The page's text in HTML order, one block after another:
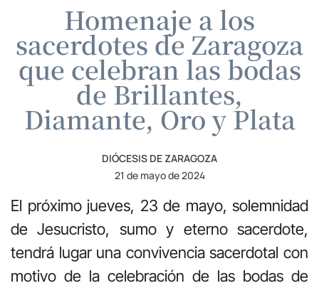
Homenaje a los
sacerdotes de Zaragoza
que celebran las bodas
de Brillantes,
Diamante, Oro y Plata
DIÓCESIS DE ZARAGOZA
21 de mayo de 2024
El próximo jueves, 23 de mayo, solemnidad
de Jesucristo, sumo y eterno sacerdote,
tendrá lugar una convivencia sacerdotal con
motivo de la celebración de las bodas de